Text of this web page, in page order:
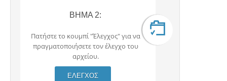
ΒΗΜΑ 2:
Πατήστε το κουμπί "Έλεγχος" για να
πραγματοποιήσετε τον έλεγχο του
αρχείου.